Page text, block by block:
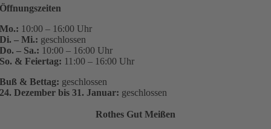
Öffnungszeiten
Mo.: 10:00 – 16:00 Uhr
Di. – Mi.: geschlossen
Do. – Sa.: 10:00 – 16:00 Uhr
So. & Feiertag: 11:00 – 16:00 Uhr
Buß & Bettag: geschlossen
24. Dezember bis 31. Januar: geschlossen
Rothes Gut Meißen